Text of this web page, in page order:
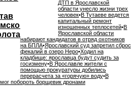
ДТП в Ярославской
области унесло жизни трех
человек•В Тутаеве ведется
капитальный ремонт
изношенных теплосетей•В
Ярославской области
набирают кандидатов в отряд охотников
на БПЛА•Ярославский суд запретил сброс
фекалий в озеро Неро•Ходил на
кладбище: ярославца будут судить за
госизмену•В Ярославле жители с
помощью прокуратуры добились
перерасчета за «горячую» воду•В
побороть борщевик дронами